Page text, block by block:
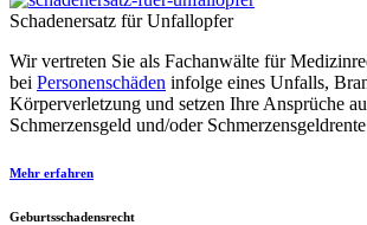
Schadenersatz für Unfallopfer
Wir vertreten Sie als Fach­anwälte für
bei Personenschäden infolge eines Unfalls,
Körper­verletzung und setzen Ihre Ansprüche
Schmerzens­geld und/oder
Mehr erfahren
Geburtsschadensrecht